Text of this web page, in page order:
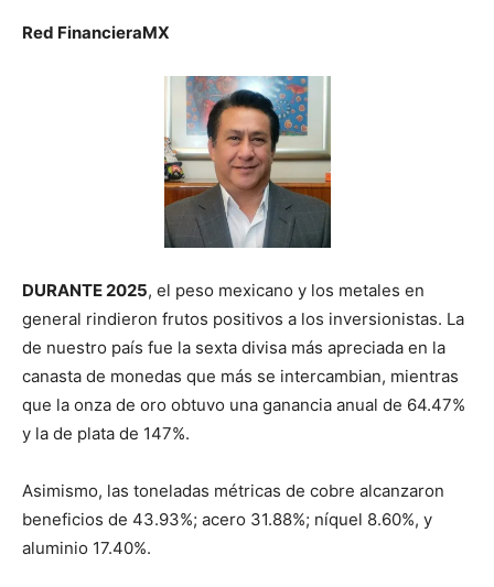
Red FinancieraMX
DURANTE 2025, el peso mexicano y los metales en
general rindieron frutos positivos a los inversionistas. La
de nuestro país fue la sexta divisa más apreciada en la
canasta de monedas que más se intercambian, mientras
que la onza de oro obtuvo una ganancia anual de 64.47%
y la de plata de 147%.
Asimismo, las toneladas métricas de cobre alcanzaron
beneficios de 43.93%; acero 31.88%; níquel 8.60%, y
aluminio 17.40%.